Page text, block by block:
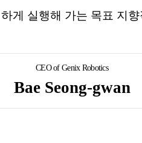
게 실행해 가는 목표 지
CEO of Genix Robotics
Bae Seong-gwan